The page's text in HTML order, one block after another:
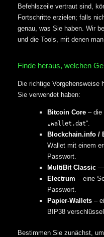
Befehlszeile vertraut sind,
Fortschritte erzielen; falls
genau, was Sie haben. Wir
und die Tools, mit denen
Finde heraus, welchen
Die richtige Vorgehensweise
Sie verwendet haben:
Bitcoin Core– die
„wallet.dat“.
Blockchain.info /
Wallet mit einem
Passwort.
MultiBit Classic—
Electrum – eine
Passwort.
Papier-Wallets–
BIP38
Bestimmen Sie zunächst,